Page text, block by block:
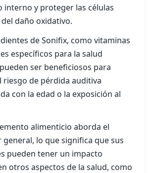
interno y proteger las células
daño oxidativo.
de Sonifix, como vitaminas
específicos para la salud
ser beneficiosos para
riesgo de pérdida auditiva
con la edad o la exposición al
alimenticio aborda el
general, lo que significa que sus
pueden tener un impacto
otros aspectos de la salud, como